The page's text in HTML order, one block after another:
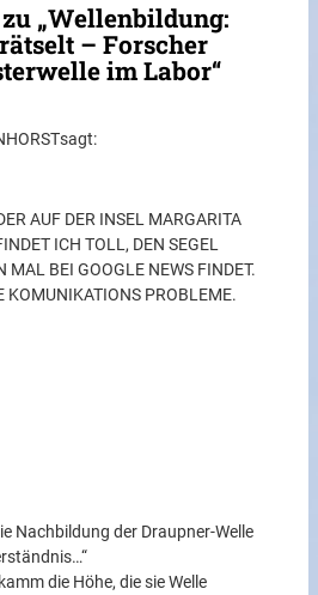
„Wellenbildung:
– Forscher
im Labor“
sagt:
AUF DER INSEL MARGARITA
ICH TOLL, DEN SEGEL
MAL BEI GOOGLE NEWS FINDET.
KOMUNIKATIONS PROBLEME.
Nachbildung der Draupner-Welle
die Höhe, die sie Welle